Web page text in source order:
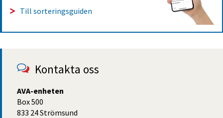
Till sorteringsguiden
Kontakta oss
AVA-enheten
Box 500
833 24 Strömsund